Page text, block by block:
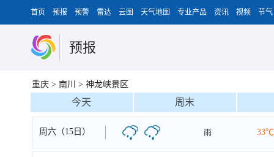
首页 预报 预警 雷达 云图 天气地图 专业产品 资讯 视频 节气
预报
重庆 > 南川 > 神龙峡景区
今天 周末
周六（15日） 雨 33℃